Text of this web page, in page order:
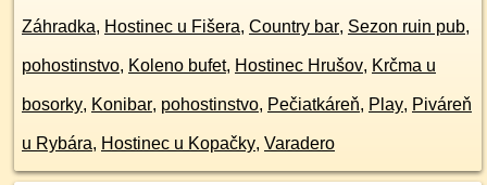
Záhradka, Hostinec u Fišera, Country bar, Sezon ruin pub,
pohostinstvo, Koleno bufet, Hostinec Hrušov, Krčma u
bosorky, Konibar, pohostinstvo, Pečiatkáreň, Play, Piváreň
u Rybára, Hostinec u Kopačky, Varadero